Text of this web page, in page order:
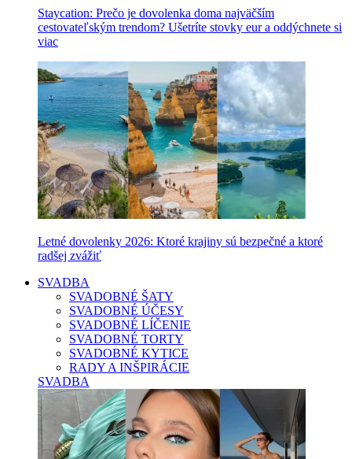
Staycation: Prečo je dovolenka doma najväčším
cestovateľským trendom? Ušetríte stovky eur a oddýchnete si
viac
Letné dovolenky 2026: Ktoré krajiny sú bezpečné a ktoré
radšej zvážiť
SVADBA
SVADOBNÉ ŠATY
SVADOBNÉ ÚČESY
SVADOBNÉ LÍČENIE
SVADOBNÉ TORTY
SVADOBNÉ KYTICE
RADY A INŠPIRÁCIE
SVADBA